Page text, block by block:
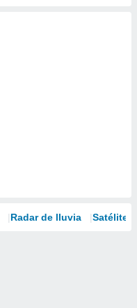
Radar de lluvia Satélites